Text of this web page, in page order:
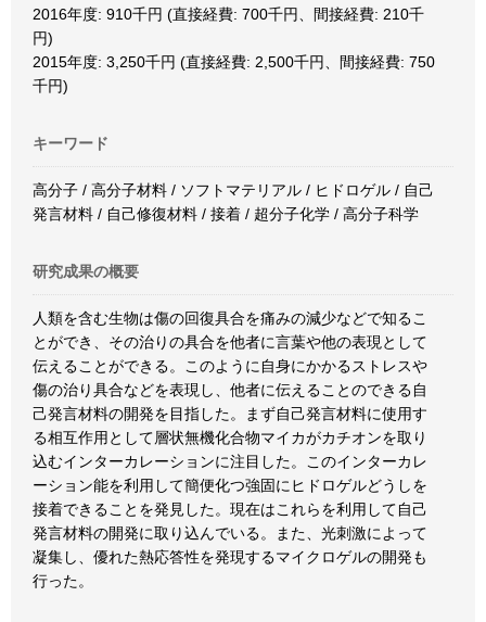
2016年度: 910千円 (直接経費: 700千円、間接経費: 210千
円)
2015年度: 3,250千円 (直接経費: 2,500千円、間接経費: 750
千円)
キーワード
高分子 / 高分子材料 / ソフトマテリアル / ヒドロゲル / 自己
発言材料 / 自己修復材料 / 接着 / 超分子化学 / 高分子科学
研究成果の概要
人類を含む生物は傷の回復具合を痛みの減少などで知るこ
とができ、その治りの具合を他者に言葉や他の表現として
伝えることができる。このように自身にかかるストレスや
傷の治り具合などを表現し、他者に伝えることのできる自
己発言材料の開発を目指した。まず自己発言材料に使用す
る相互作用として層状無機化合物マイカがカチオンを取り
込むインターカレーションに注目した。このインターカレ
ーション能を利用して簡便化つ強固にヒドロゲルどうしを
接着できることを発見した。現在はこれらを利用して自己
発言材料の開発に取り込んでいる。また、光刺激によって
凝集し、優れた熱応答性を発現するマイクロゲルの開発も
行った。